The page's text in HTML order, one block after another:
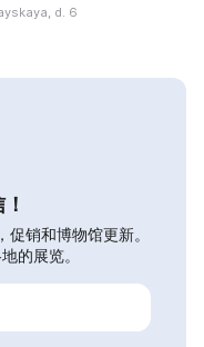
d. 6
销和博物馆更新。
的展览。